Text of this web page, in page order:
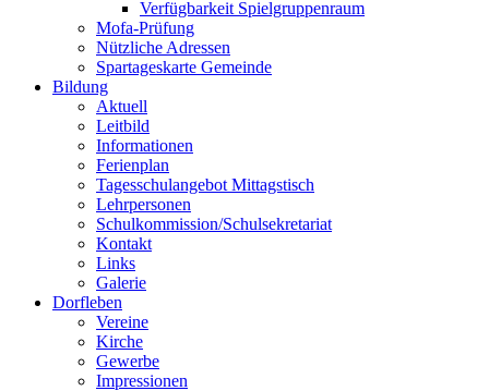
Verfügbarkeit Spielgruppenraum
Mofa-Prüfung
Nützliche Adressen
Spartageskarte Gemeinde
Bildung
Aktuell
Leitbild
Informationen
Ferienplan
Tagesschulangebot Mittagstisch
Lehrpersonen
Schulkommission/Schulsekretariat
Kontakt
Links
Galerie
Dorfleben
Vereine
Kirche
Gewerbe
Impressionen